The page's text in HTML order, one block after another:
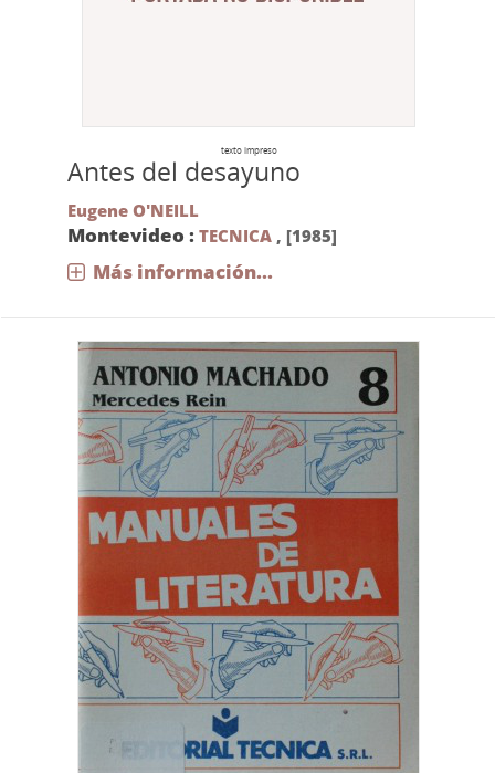
texto impreso
Antes del desayuno
Eugene O'NEILL
Montevideo : TECNICA, [1985]
Más información...